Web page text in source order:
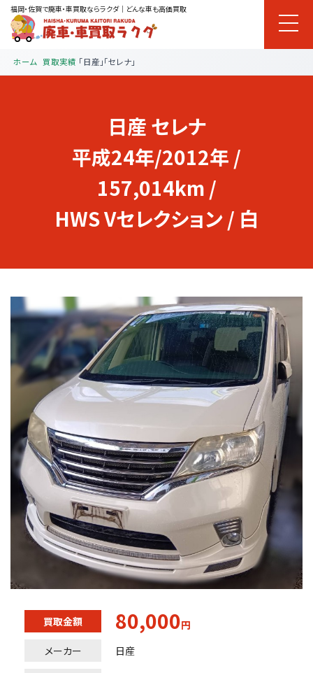
福岡・佐賀で廃車・車買取ならラクダ｜どんな車も高価買取
ホーム 買取実績 「日産」「セレナ」
日産 セレナ
平成24年/2012年 /
157,014km /
HWS Vセレクション / 白
買取金額 80,000円
メーカー
日産